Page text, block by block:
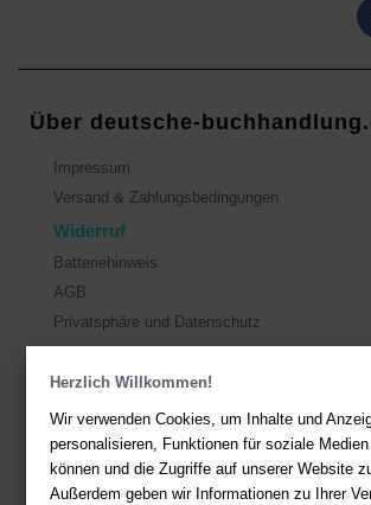
Herzlich Willkommen!
Wir verwenden Cookies, um Inhalte und
personalisieren, Funktionen für soziale
können und die Zugriffe auf unserer Website
Außerdem geben wir Informationen zu Ihrer
Über deutsche-
Impressum
Versand & Zahlungsbedingungen
Widerruf
Batteriehinweis
AGB
Privatsphäre und Datenschutz
Kontakt
Hier finden Sie Antworten auf
Fragen.
Fragen per E-Mail:service@deutsche-